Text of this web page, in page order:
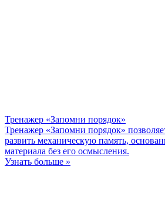
Тренажер «Запомни порядок»
Тренажер «Запомни порядок»
развить механическую память,
материала без его осмысления.
Узнать больше »